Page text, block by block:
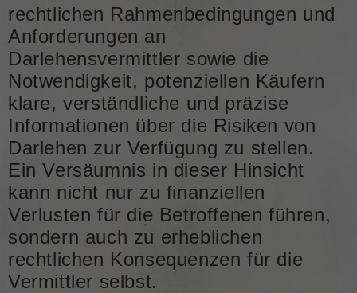
rechtlichen Rahmenbedingungen und
Anforderungen an
Darlehensvermittler sowie die
Notwendigkeit, potenziellen Käufern
klare, verständliche und präzise
Informationen über die Risiken von
Darlehen zur Verfügung zu stellen.
Ein Versäumnis in dieser Hinsicht
kann nicht nur zu finanziellen
Verlusten für die Betroffenen führen,
sondern auch zu erheblichen
rechtlichen Konsequenzen für die
Vermittler selbst.